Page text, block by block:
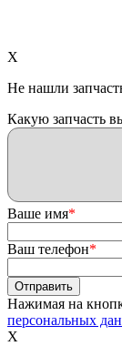
X
Не нашли
Какую запчасть
Ваше имя*
Ваш телефон*
Нажимая на
персональных
X